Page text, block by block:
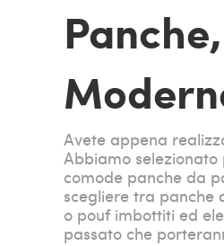
Avete appena
Abbiamo
comode panche da
scegliere tra panche
o pouf imbottiti ed
passato che